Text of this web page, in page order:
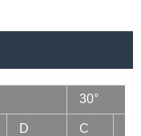
30°
D C